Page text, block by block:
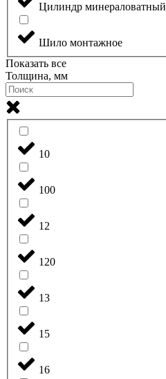
Цилиндр минераловатный
Шило монтажное
Показать все
Толщина, мм
10
100
12
120
13
15
16